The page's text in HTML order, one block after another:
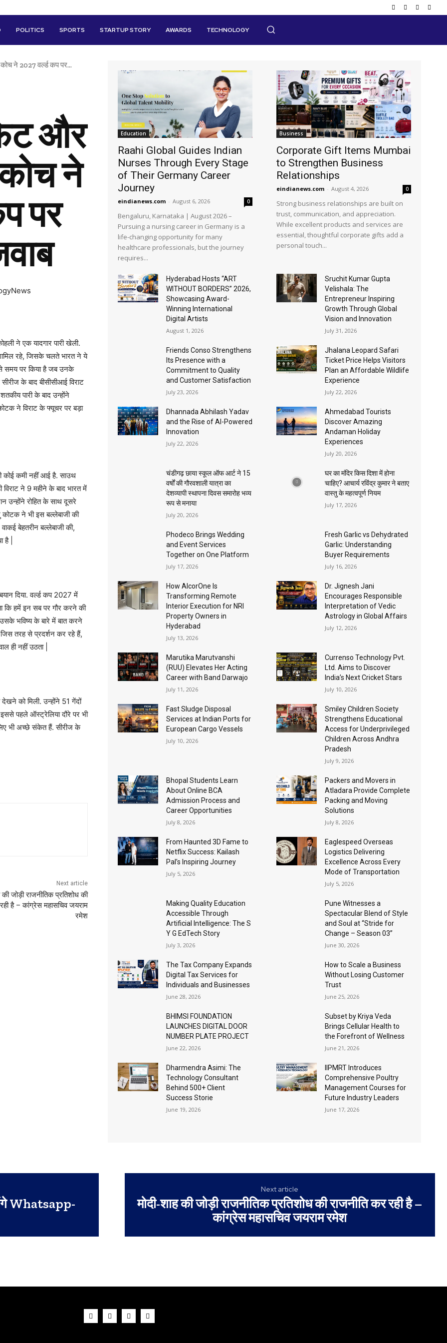
POLITICS SPORTS STARTUP STORY AWARDS TECHNOLOGY
ने 2027 वर्ल्ड कप पर...
और
ने
पर
ने एक यादगार पारी खेली.
रहे, जिसके चलते भारत ने ये
समय पर किया है जब उनके
के बाद बीसीसीआई विराट
पारी के बाद उन्होंने
ने विराट के फ्यूचर पर बड़ा
कोई कमी नहीं आई है. साउथ
ने 9 महीने के बाद भारत में
उन्होंने रोहित के साथ दूसरे
कोटक ने भी इस बल्लेबाजी की
बेहतरीन बल्लेबाजी की,
है |
दिया. वर्ल्ड कप 2027 में
कि हमें इन सब पर गौर करने की
भविष्य के बारे में बात करने
तरह से प्रदर्शन कर रहे हैं,
ही नहीं उठता |
देखने को मिली. उन्होंने 51 गेंदों
पहले ऑस्ट्रेलिया दौरे पर भी
भी अच्छे संकेत हैं. सीरीज के
Next article
की जोड़ी राजनीतिक प्रतिशोध की
है – कांग्रेस महासचिव जयराम
रमेश
Education
Raahi Global Guides Indian
Nurses Through Every Stage
of Their Germany Career
Journey
eindianews.com - August 6, 2026 0
Bengaluru, Karnataka | August 2026 –
Pursuing a nursing career in Germany is a
life-changing opportunity for many
healthcare professionals, but the journey
requires...
Business
Corporate Gift Items Mumbai
to Strengthen Business
Relationships
eindianews.com - August 4, 2026 0
Strong business relationships are built on
trust, communication, and appreciation.
While excellent products and services are
essential, thoughtful corporate gifts add a
personal touch...
Hyderabad Hosts “ART
WITHOUT BORDERS” 2026,
Showcasing Award-
Winning International
Digital Artists
August 1, 2026
Sruchit Kumar Gupta
Velishala: The
Entrepreneur Inspiring
Growth Through Global
Vision and Innovation
July 31, 2026
Friends Conso Strengthens
Its Presence with a
Commitment to Quality
and Customer Satisfaction
July 23, 2026
Jhalana Leopard Safari
Ticket Price Helps Visitors
Plan an Affordable Wildlife
Experience
July 22, 2026
Dhannada Abhilash Yadav
and the Rise of AI-Powered
Innovation
July 22, 2026
Ahmedabad Tourists
Discover Amazing
Andaman Holiday
Experiences
July 20, 2026
चंडीगढ़ छाया स्कूल ऑफ आर्ट ने 15
वर्षों की गौरवशाली यात्रा का
देशव्यापी स्थापना दिवस समारोह भव्य
रूप से मनाया
July 20, 2026
घर का मंदिर किस दिशा में होना
चाहिए? आचार्य रविंद्र कुमार ने बताए
वास्तु के महत्वपूर्ण नियम
July 17, 2026
Phodeco Brings Wedding
and Event Services
Together on One Platform
July 17, 2026
Fresh Garlic vs Dehydrated
Garlic: Understanding
Buyer Requirements
July 16, 2026
How AlcorOne Is
Transforming Remote
Interior Execution for NRI
Property Owners in
Hyderabad
July 13, 2026
Dr. Jignesh Jani
Encourages Responsible
Interpretation of Vedic
Astrology in Global Affairs
July 12, 2026
Marutika Marutvanshi
(RUU) Elevates Her Acting
Career with Band Darwajo
July 11, 2026
Currenso Technology Pvt.
Ltd. Aims to Discover
India’s Next Cricket Stars
July 10, 2026
Fast Sludge Disposal
Services at Indian Ports for
European Cargo Vessels
July 10, 2026
Smiley Children Society
Strengthens Educational
Access for Underprivileged
Children Across Andhra
Pradesh
July 9, 2026
Bhopal Students Learn
About Online BCA
Admission Process and
Career Opportunities
July 8, 2026
Packers and Movers in
Atladara Provide Complete
Packing and Moving
Solutions
July 8, 2026
From Haunted 3D Fame to
Netflix Success: Kailash
Pal’s Inspiring Journey
July 5, 2026
Eaglespeed Overseas
Logistics Delivering
Excellence Across Every
Mode of Transportation
July 5, 2026
Making Quality Education
Accessible Through
Artificial Intelligence: The S
Y G EdTech Story
July 3, 2026
Pune Witnesses a
Spectacular Blend of Style
and Soul at “Stride for
Change – Season 03”
June 30, 2026
The Tax Company Expands
Digital Tax Services for
Individuals and Businesses
June 28, 2026
How to Scale a Business
Without Losing Customer
Trust
June 25, 2026
BHIMSI FOUNDATION
LAUNCHES DIGITAL DOOR
NUMBER PLATE PROJECT
June 22, 2026
Subset by Kriya Veda
Brings Cellular Health to
the Forefront of Wellness
June 21, 2026
Dharmendra Asimi: The
Technology Consultant
Behind 500+ Client
Success Storie
June 19, 2026
IIPMRT Introduces
Comprehensive Poultry
Management Courses for
Future Industry Leaders
June 17, 2026
Whatsapp-
Next article
मोदी-शाह की जोड़ी राजनीतिक प्रतिशोध की राजनीति कर रही है –
कांग्रेस महासचिव जयराम रमेश